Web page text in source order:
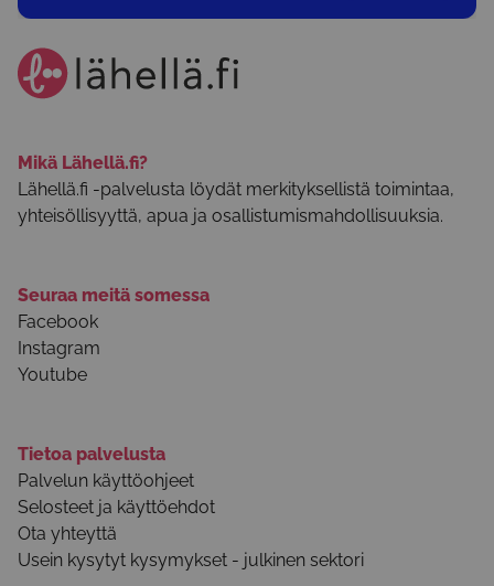
Mikä Lähellä.fi?
Lähellä.fi -palvelusta löydät merkityksellistä toimintaa,
yhteisöllisyyttä, apua ja osallistumismahdollisuuksia.
Seuraa meitä somessa
Facebook
Instagram
Youtube
Tietoa palvelusta
Palvelun käyttöohjeet
Selosteet ja käyttöehdot
Ota yhteyttä
Usein kysytyt kysymykset - julkinen sektori